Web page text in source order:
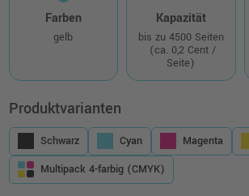
Farben
gelb
Kapazität
bis zu 4500 Seiten
(ca. 0,2 Cent /
Seite)
Produktvarianten
Schwarz Cyan Magenta
Multipack 4-farbig (CMYK)